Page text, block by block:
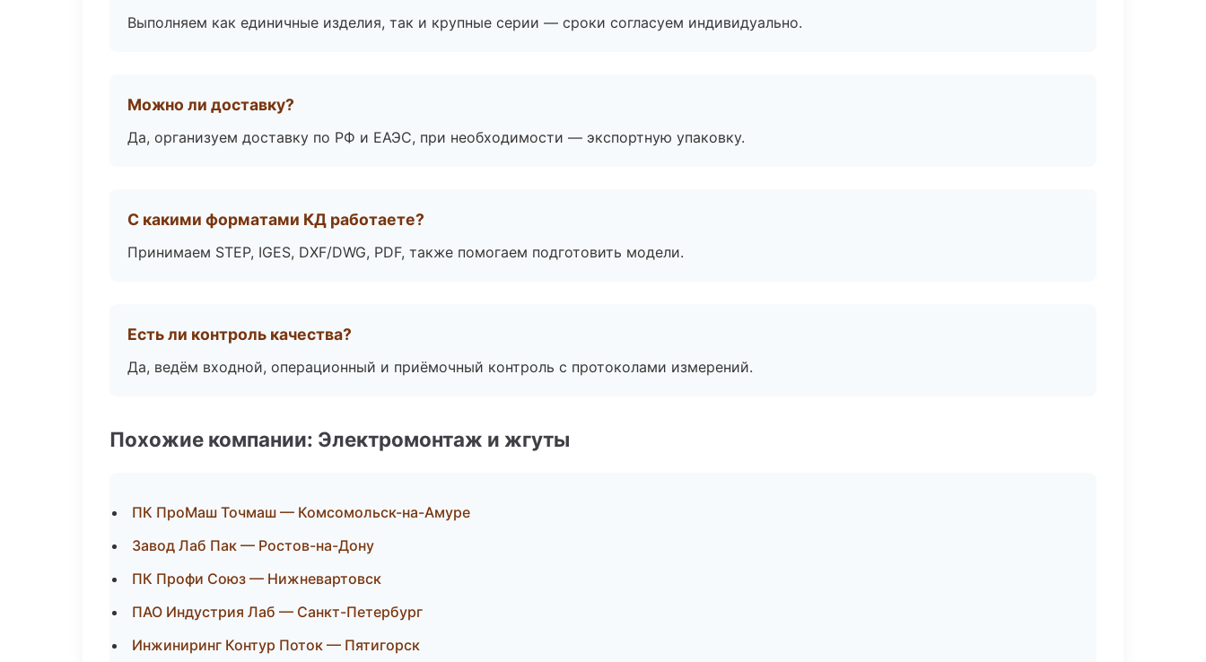
Выполняем как единичные изделия, так и крупные серии — сроки согласуем индивидуально.
Можно ли доставку?
Да, организуем доставку по РФ и ЕАЭС, при необходимости — экспортную упаковку.
С какими форматами КД работаете?
Принимаем STEP, IGES, DXF/DWG, PDF, также помогаем подготовить модели.
Есть ли контроль качества?
Да, ведём входной, операционный и приёмочный контроль с протоколами измерений.
Похожие компании: Электромонтаж и жгуты
ПК ПроМаш Точмаш — Комсомольск-на-Амуре
Завод Лаб Пак — Ростов-на-Дону
ПК Профи Союз — Нижневартовск
ПАО Индустрия Лаб — Санкт-Петербург
Инжиниринг Контур Поток — Пятигорск